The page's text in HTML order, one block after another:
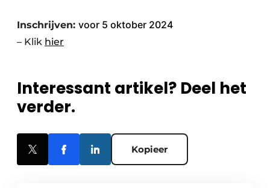
Inschrijven: voor 5 oktober 2024
– Klik hier
Interessant artikel? Deel het
verder.
Kopieer